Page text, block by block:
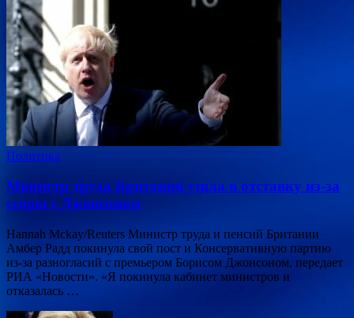
Политика
Министр труда Британии ушла в отставку из-за
ссоры с Джонсоном
Hannah Mckay/Reuters Министр труда и пенсий Британии
Амбер Радд покинула свой пост и Консервативную партию
из-за разногласий с премьером Борисом Джонсоном, передает
РИА «Новости». «Я покинула кабинет министров и
отказалась …